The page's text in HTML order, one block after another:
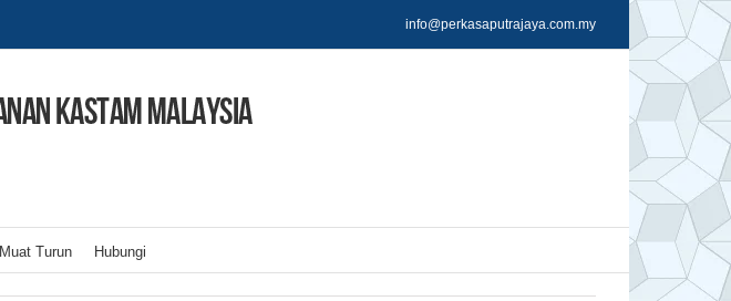
info@perkasaputrajaya.com.my
Muat Turun Hubungi